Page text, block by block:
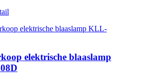
elektrische blaaslamp